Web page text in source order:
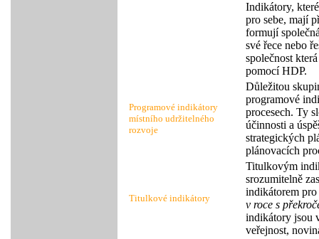
Indikátory,
pro sebe, mají
formují
své řece nebo
společnost
pomocí HDP.
Programové indikátory
místního udržitelného
rozvoje
Důležitou
programové
procesech. Ty
účinnosti a
strategických
plánovacích
Titulkové indikátory
Titulkovým
srozumitelně
indikátorem
v roce s
indikátory jsou
veřejnost,